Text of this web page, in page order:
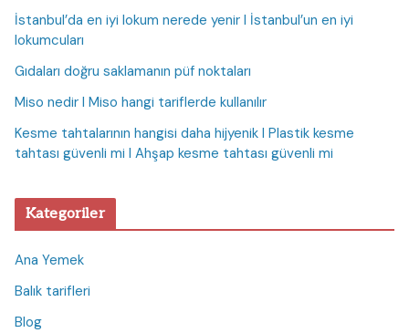
İstanbul’da en iyi lokum nerede yenir I İstanbul’un en iyi
lokumcuları
Gıdaları doğru saklamanın püf noktaları
Miso nedir I Miso hangi tariflerde kullanılır
Kesme tahtalarının hangisi daha hijyenik I Plastik kesme
tahtası güvenli mi I Ahşap kesme tahtası güvenli mi
Kategoriler
Ana Yemek
Balık tarifleri
Blog